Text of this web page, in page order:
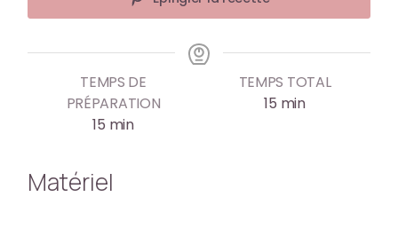
TEMPS DE
PRÉPARATION
15 min
TEMPS TOTAL
15 min
Matériel